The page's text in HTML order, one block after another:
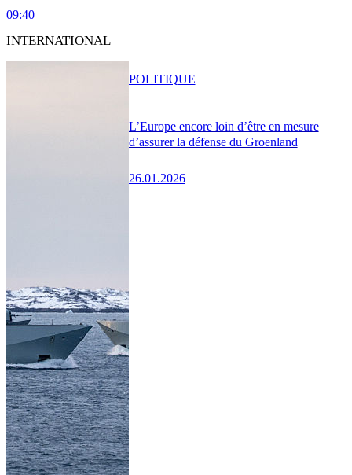
09:40
INTERNATIONAL
L’Europe encore loin d’être en mesure
d’assurer la défense du Groenland
26.01.2026
POLITIQUE